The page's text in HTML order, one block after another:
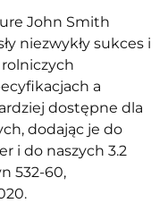
John Smith
niezwykły sukces i
a
dostępne dla
dodając je do
i do naszych 3.2
532-60,